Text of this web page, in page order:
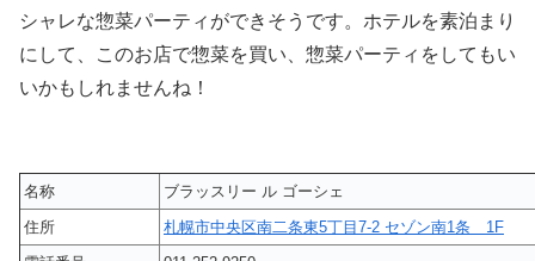
シャレな惣菜パーティができそうです。ホテルを素泊まり
にして、このお店で惣菜を買い、惣菜パーティをしてもい
いかもしれませんね！
名称
ブラッスリー ル ゴーシェ
住所
札幌市中央区南二条東5丁目7-2 セゾン南1条 1F